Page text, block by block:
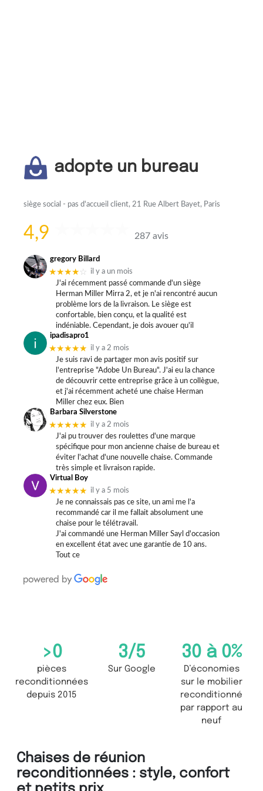
adopte un bureau
siège social - pas d'accueil client, 21 Rue Albert Bayet, Paris
4,9 287 avis
gregory Billard
★★★★☆
il y a un mois
J'ai récemment passé commande d'un siège
Herman Miller Mirra 2, et je n'ai rencontré aucun
problème lors de la livraison. Le siège est
confortable, bien conçu, et la qualité est
indéniable. Cependant, je dois avouer qu'il
ipadisapro1
★★★★★
il y a 2 mois
Je suis ravi de partager mon avis positif sur
l'entreprise "Adobe Un Bureau". J'ai eu la chance
de découvrir cette entreprise grâce à un collègue,
et j'ai récemment acheté une chaise Herman
Miller chez eux. Bien
Barbara Silverstone
★★★★★
il y a 2 mois
J'ai pu trouver des roulettes d'une marque
spécifique pour mon ancienne chaise de bureau et
éviter l'achat d'une nouvelle chaise. Commande
très simple et livraison rapide.
Virtual Boy
★★★★★
il y a 5 mois
Je ne connaissais pas ce site, un ami me l'a
recommandé car il me fallait absolument une
chaise pour le télétravail.
J'ai commandé une Herman Miller Sayl d'occasion
en excellent état avec une garantie de 10 ans.
Tout ce
pièces
reconditionnées
depuis 2015
>0
Sur Google
3/5
D’économies
sur le mobilier
reconditionné
par rapport au
neuf
30 à 0%
Chaises de réunion
reconditionnées : style, confort